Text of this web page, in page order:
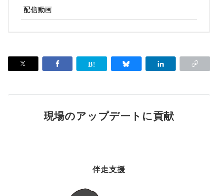
配信動画
現場のアップデートに貢献
伴走支援